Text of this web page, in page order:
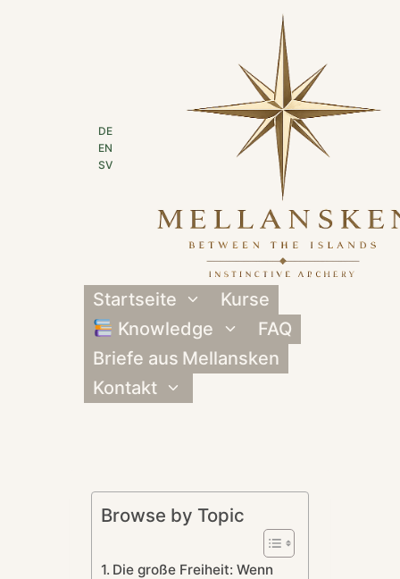
DE
EN
SV
Startseite
Untermenü
umschalten
Kurse
Knowledge
Untermenü
umschalten
FAQ
Briefe aus Mellansken
Kontakt
umschalten
Browse by Topic
Die große Freiheit: Wenn